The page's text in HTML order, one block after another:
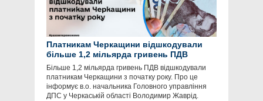
Платникам Черкащини відшкодували
більше 1,2 мільярда гривень ПДВ
Більше 1,2 мільярда гривень ПДВ відшкодували
платникам Черкащини з початку року. Про це
інформує в.о. начальника Головного управління
ДПС у Черкаській області Володимир Жаврід.